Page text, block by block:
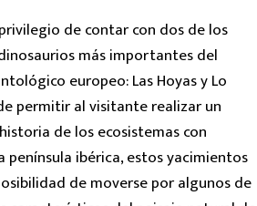
de contar con dos de los
más importantes del
europeo: Las Hoyas y Lo
permitir al visitante realizar un
de los ecosistemas con
península ibérica, estos yacimientos
de moverse por algunos de